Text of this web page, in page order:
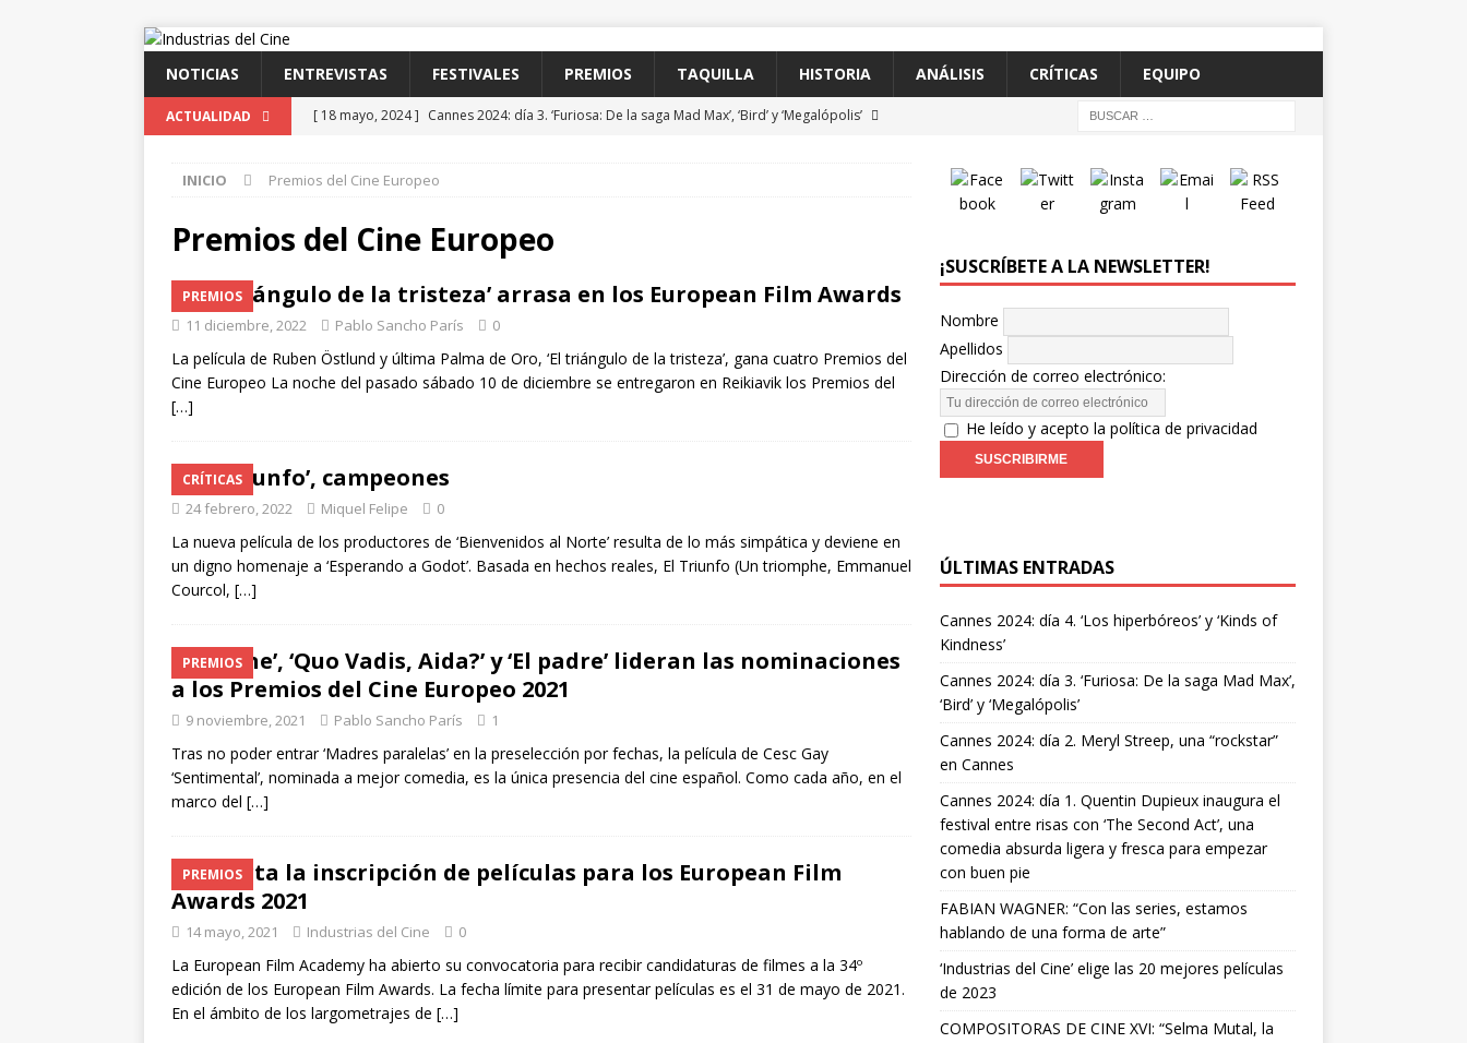
NOTICIAS ENTREVISTAS FESTIVALES PREMIOS TAQUILLA HISTORIA ANÁLISIS CRÍTICAS EQUIPO
ACTUALIDAD [ 18 mayo, 2024 ] Cannes 2024: día 3. ‘Furiosa: De la saga Mad Max’, ‘Bird’ y ‘Megalópolis’
[ 18 mayo, 2024 ] Cannes 2024: día 2. Meryl Streep, una “rockstar” en Cannes
[ 15 mayo, 2024 ]
Cannes 2024: día 1. Quentin Dupieux inaugura el festival entre risas con ‘The
Second Act’, una comedia absurda ligera y fresca para empezar con buen pie
[ 12 febrero, 2024 ] FABIAN WAGNER: “Con las series, estamos hablando de una forma de
[ 18 mayo, 2024 ]
Cannes 2024: día 4. ‘Los hiperbóreos’ y ‘Kinds of Kindness’ FESTIVALES
INICIO Premios del Cine Europeo
Premios del Cine Europeo
PREMIOS
‘El triángulo de la tristeza’ arrasa en los European Film Awards
11 diciembre, 2022 Pablo Sancho París 0
La película de Ruben Östlund y última Palma de Oro, ‘El triángulo de la tristeza’, gana cuatro Premios del
Cine Europeo La noche del pasado sábado 10 de diciembre se entregaron en Reikiavik los Premios del
[…]
CRÍTICAS
‘El triunfo’, campeones
24 febrero, 2022 Miquel Felipe 0
La nueva película de los productores de ‘Bienvenidos al Norte’ resulta de lo más simpática y deviene en
un digno homenaje a ‘Esperando a Godot’. Basada en hechos reales, El Triunfo (Un triomphe, Emmanuel
Courcol, […]
PREMIOS
‘Titane’, ‘Quo Vadis, Aida?’ y ‘El padre’ lideran las nominaciones
a los Premios del Cine Europeo 2021
9 noviembre, 2021 Pablo Sancho París 1
Tras no poder entrar ‘Madres paralelas’ en la preselección por fechas, la película de Cesc Gay
‘Sentimental’, nominada a mejor comedia, es la única presencia del cine español. Como cada año, en el
marco del […]
PREMIOS
Abierta la inscripción de películas para los European Film
Awards 2021
14 mayo, 2021 Industrias del Cine 0
La European Film Academy ha abierto su convocatoria para recibir candidaturas de filmes a la 34º
edición de los European Film Awards. La fecha límite para presentar películas es el 31 de mayo de 2021.
En el ámbito de los largometrajes de […]
¡SUSCRÍBETE A LA NEWSLETTER!
Nombre
Apellidos
Dirección de correo electrónico:
He leído y acepto la política de privacidad
ÚLTIMAS ENTRADAS
Cannes 2024: día 4. ‘Los hiperbóreos’ y ‘Kinds of
Kindness’
Cannes 2024: día 3. ‘Furiosa: De la saga Mad Max’,
‘Bird’ y ‘Megalópolis’
Cannes 2024: día 2. Meryl Streep, una “rockstar”
en Cannes
Cannes 2024: día 1. Quentin Dupieux inaugura el
festival entre risas con ‘The Second Act’, una
comedia absurda ligera y fresca para empezar
con buen pie
FABIAN WAGNER: “Con las series, estamos
hablando de una forma de arte”
‘Industrias del Cine’ elige las 20 mejores películas
de 2023
COMPOSITORAS DE CINE XVI: “Selma Mutal, la